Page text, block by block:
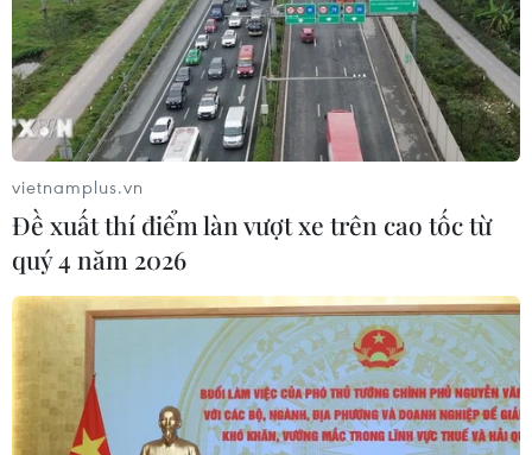
09/08/2026 14:15
Bão Dolphin đổ bộ Trung Quốc,
hàng trăm nghìn người phải sơ tán
Ấn Độ dự kiến chi 8,8 tỷ USD cho
hoạt động thăm dò dầu khí biển sâu
09/08/2026 13:13
Tổng Bí thư, Chủ tịch nước Tô Lâm
vietnamplus.vn
Đề xuất thí điểm làn vượt xe trên cao tốc từ
quý 4 năm 2026